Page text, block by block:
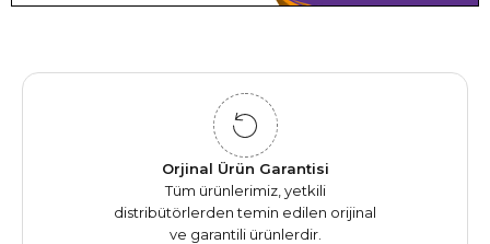
Orjinal Ürün Garantisi
Tüm ürünlerimiz, yetkili
distribütörlerden temin edilen orijinal
ve garantili ürünlerdir.